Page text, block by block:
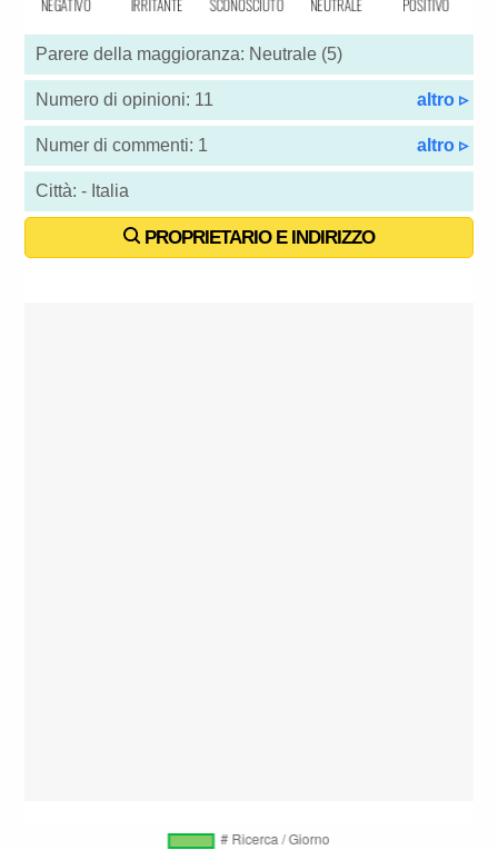
Parere della maggioranza: Neutrale (5)
Numero di opinioni: 11 altro ▹
Numer di commenti: 1 altro ▹
Città: - Italia
PROPRIETARIO E INDIRIZZO